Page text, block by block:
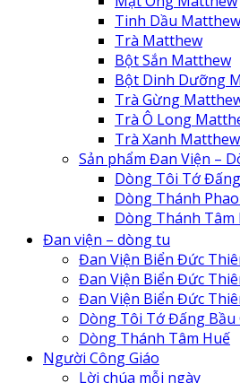
Tinh Dầu Matthew
Trà Matthew
Bột Sắn Matthew
Bột Dinh Dưỡng
Trà Gừng
Trà Ô Long
Trà Xanh Matthew
Sản phẩm Đan Viện –
Dòng Tôi Tớ
Dòng Thánh
Dòng Thánh Tâm
Đan Viện Biển Đức
Đan Viện Biển Đức
Đan Viện Biển Đức
Đan viện Thiên An
Tu Hội Nô Tỳ
Tu Viện Nữ Vương
Cô Nhi Viện Thánh
Trung Tâm Khiếm
Đan viện – dòng tu
Đan Viện Biển Đức
Đan Viện Biển Đức
Đan Viện Biển Đức
Dòng Tôi Tớ Đấng Bầu
Dòng Thánh Tâm Huế
Người Công Giáo
Lời chúa mỗi ngày